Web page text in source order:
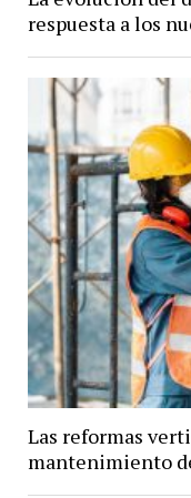
respuesta a los
Las reformas
mantenimiento